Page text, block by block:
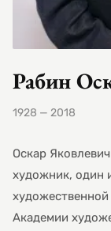
Рабин
1928 — 2018
Оскар
художник, один
Академии